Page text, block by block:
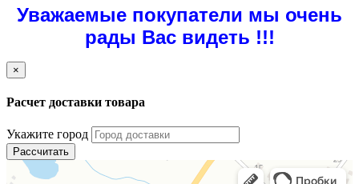
Уважаемые покупатели мы очень
рады Вас видеть !!!
×
Расчет доставки товара
Укажите город
Рассчитать